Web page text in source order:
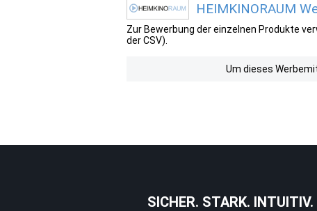
HEIMKINORAUM
Zur Bewerbung der einzelnen Produkte
der CSV).
Um dieses
SICHER. STARK. INTUITIV.